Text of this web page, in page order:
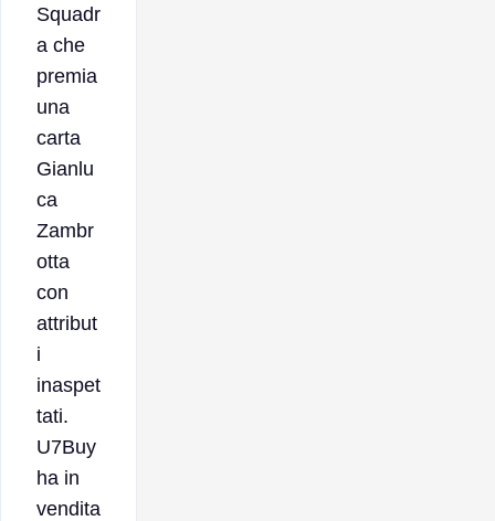
Squadr
a che
premia
una
carta
Gianlu
ca
Zambr
otta
con
attribut
i
inaspet
tati.
U7Buy
ha in
vendita